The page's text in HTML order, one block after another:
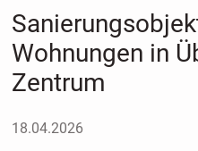
Wohnungen in
Zentrum
18.04.2026